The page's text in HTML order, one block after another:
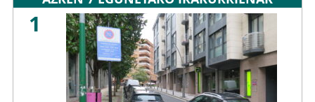
1